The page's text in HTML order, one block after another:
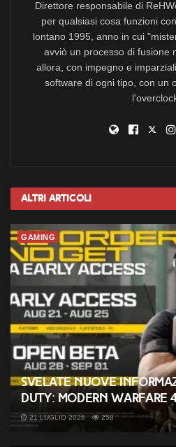
Direttore responsabile di
per qualsiasi cosa funzioni
lontano 1995, anno in cui
avviò un processo di fusione
allora, con impegno e
software di ogni tipo, con un
Altri Articoli
GAMING
Svelate nuove
Duty: Modern Warfare
21 LUGLIO 2026 258